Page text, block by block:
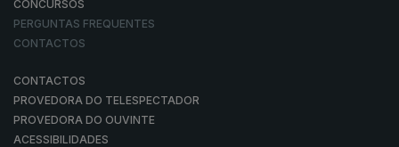
CONCURSOS
PERGUNTAS FREQUENTES
CONTACTOS
CONTACTOS
PROVEDORA DO TELESPECTADOR
PROVEDORA DO OUVINTE
ACESSIBILIDADES